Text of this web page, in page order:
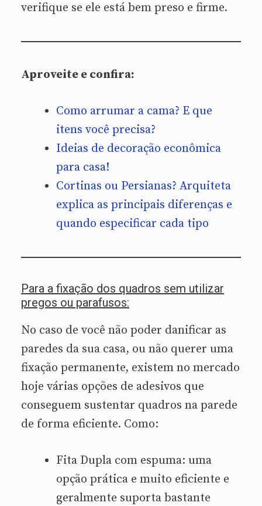
verifique se ele está bem preso e firme.
Aproveite e confira:
Como arrumar a cama? E que
itens você precisa?
Ideias de decoração econômica
para casa!
Cortinas ou Persianas? Arquiteta
explica as principais diferenças e
quando especificar cada tipo
Para a fixação dos quadros sem utilizar
pregos ou parafusos:
No caso de você não poder danificar as
paredes da sua casa, ou não querer uma
fixação permanente, existem no mercado
hoje várias opções de adesivos que
conseguem sustentar quadros na parede
de forma eficiente. Como:
Fita Dupla com espuma: uma
opção prática e muito eficiente e
geralmente suporta bastante